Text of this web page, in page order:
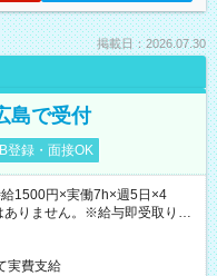
掲載日：2026.07.30
島で受付
登録・面接OK
1500円×実働7h×週5日×4
りません。※給与即受取りサ
実費支給